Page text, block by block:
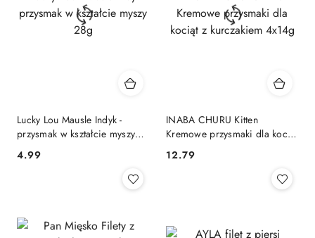
Lucky Lou Mausle Indyk -
przysmak w kształcie myszy
28g
Cena:
4.99
INABA CHURU Kitten
Kremowe przysmaki dla kociąt
z kurczakiem 4x14g
Cena:
12.79